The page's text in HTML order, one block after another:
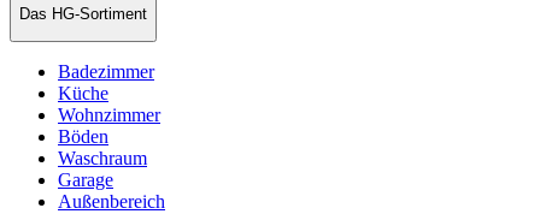
Das HG-Sortiment
Badezimmer
Küche
Wohnzimmer
Böden
Waschraum
Garage
Außenbereich